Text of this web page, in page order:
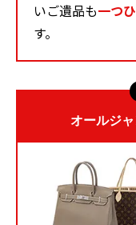
いご遺品も一つ
す。
オールジ